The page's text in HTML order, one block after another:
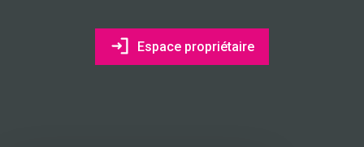
Espace propriétaire